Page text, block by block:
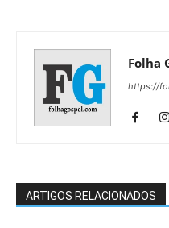
Folha
https://
ARTIGOS RELACIONADOS